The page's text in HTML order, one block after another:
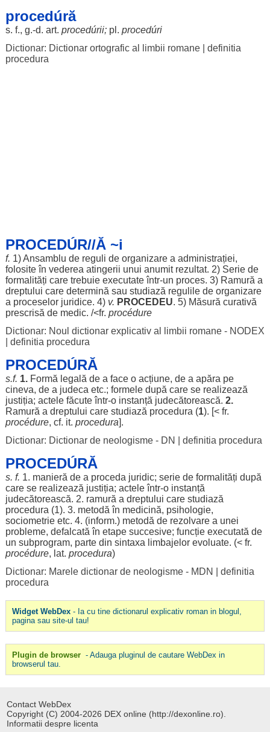
procedúră
s. f., g.-d. art. procedúrii;pl. procedúri
Dictionar: Dictionar ortografic al limbii romane| definitia
procedura
PROCEDÚR//Ă ~i
f. 1)Ansamblu de reguli de organizarea administrației,
folositeîn vederea atingerii unui anumit rezultat. 2) Seriede
formalități care trebuie executateîntr-un proces. 3) Ramură a
dreptului care determină sau studiază regulilede organizare
a proceselor juridice. 4)v. PROCEDEU. 5) Măsură curativă
prescrisă de medic. /<fr. procédure
Dictionar: Noul dictionar explicativ al limbii romane - NODEX
definitia procedura
PROCEDÚRĂ
s.f. 1. Formă legală de a faceo acțiune, de a apăra pe
cineva, de a judeca etc.; formeledupă care se realizează
justiția; actele făcuteîntr-o instanță judecătorească. 2.
Ramură a dreptului care studiază procedura (1). [< fr.
procédure, cf. it. procedura].
Dictionar: Dictionar de neologisme - DN
definitia procedura
PROCEDÚRĂ
s. f. 1. manieră de a proceda juridic; seriede formalități după
care se realizează justiția; acteleîntr-o instanță
judecătorească. 2. ramură a dreptului care studiază
procedura (1). 3. metodă în medicină, psihologie,
sociometrieetc. 4. (inform.) metodă de rezolvarea unei
probleme, defalcată în etape succesive; funcție executată de
un subprogram, partedin sintaxa limbajelor evoluate. (< fr.
procédure, lat. procedura)
Dictionar: Marele dictionar de neologisme - MDN
definitia
procedura
Widget WebDex- Ia cu tine dictionarul explicativ roman in blogul,
pagina sau site-ul tau!
Plugin de browser - Adauga pluginul de cautare WebDex in
browserul tau.
Contact WebDex
Copyright (C) 2004-2026 DEX online (http://dexonline.ro).
Informatii despre licenta